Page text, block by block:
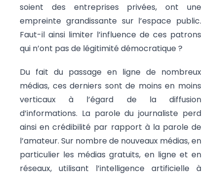
soient des entreprises privées, ont une
empreinte grandissante sur l’espace public.
Faut-il ainsi limiter l’influence de ces patrons
qui n’ont pas de légitimité démocratique ?
Du fait du passage en ligne de nombreux
médias, ces derniers sont de moins en moins
verticaux à l’égard de la diffusion
d’informations. La parole du journaliste perd
ainsi en crédibilité par rapport à la parole de
l’amateur. Sur nombre de nouveaux médias, en
particulier les médias gratuits, en ligne et en
réseaux, utilisant l’intelligence artificielle à